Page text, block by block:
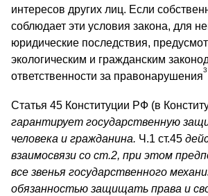
интересов других лиц. Если
соблюдает эти условия закона, для
юридические последствия,
экологическим и гражданским
ответственности за правонарушения
3
Статья 45 Конституции РФ (в
гарантирует государственную
человека и гражданина. Ч.1 ст.45
взаимосвязи со ст.2, при этом
все звенья государственного
обязанностью защищать права и